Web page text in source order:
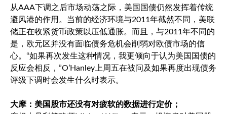
从AAA下调之后市场动荡之际，美国国债仍然发挥着传统
避风港的作用。当前的经济环境与2011年截然不同，美联
储正在收紧货币政策以压低通胀。而且，与2011年不同的
是，欧元区并没有面临债务危机会削弱对欧债市场的信
心。“如果再次发生这种情况，我更倾向于认为美国国债的
反应会相反，”O’Hanley上周五在被问及如果再度出现债务
评级下调时会发生什么时表示。
大摩：美国股市还没有对疲软的数据进行定价；